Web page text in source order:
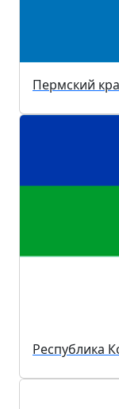
Пермский
Республика